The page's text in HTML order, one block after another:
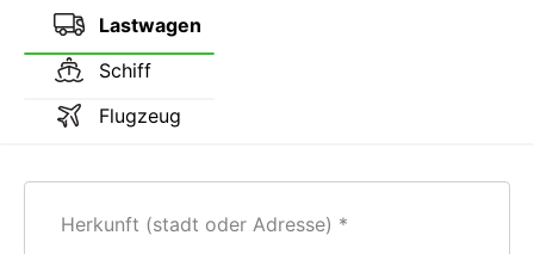
Lastwagen
Schiff
Flugzeug
Herkunft (stadt oder Adresse)